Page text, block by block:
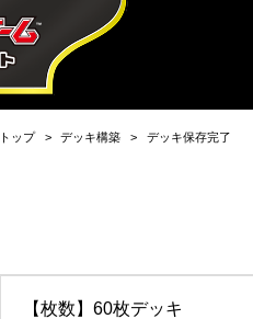
トップ デッキ構築 デッキ保存完了
【枚数】60枚デッキ